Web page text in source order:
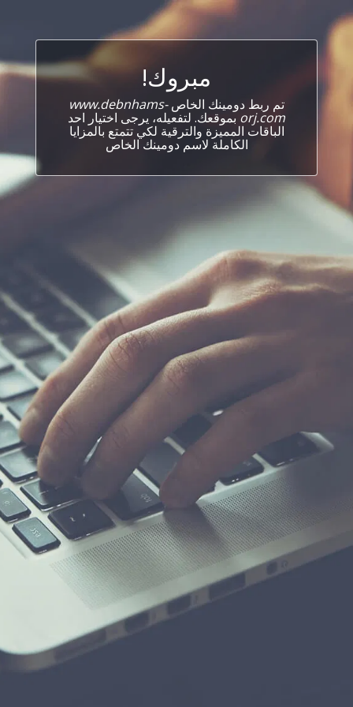
مبروك!
تم ربط دومينك الخاصwww.debnhams-
orj.com بموقعك. لتفعيله، يرجى اختيار احد
الباقات المميزة والترقية لكي تتمتع بالمزايا
الكاملة لاسم دومينك الخاص